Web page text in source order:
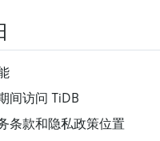
间访问 TiDB
条款和隐私政策位置